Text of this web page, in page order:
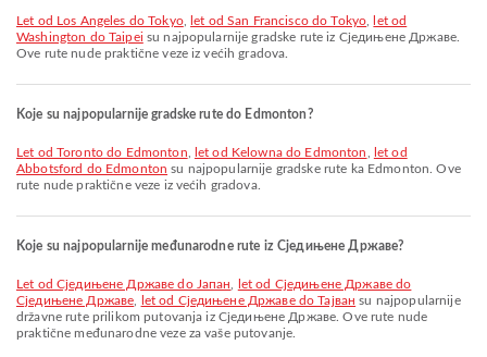
let od Los Angeles do Tokyo, let od San Francisco do Tokyo
let od
Washington do Taipei su najpopularnije gradske rute iz Сједињене Државе.
Ove rute nude praktične veze iz većih gradova.
Koje su najpopularnije gradske rute do Edmonton?
let od Toronto do Edmonton let od Kelowna do Edmonton
let od
Abbotsford do Edmonton su najpopularnije gradske rute ka Edmonton. Ove
rute nude praktične veze iz većih gradova.
Koje su najpopularnije međunarodne rute iz Сједињене Државе?
let od Сједињене Државе do Јапан
let od Сједињене Државе do
Сједињене Државе
let od Сједињене Државе do Тајван su najpopularnije
državne rute prilikom putovanja iz Сједињене Државе. Ove rute nude
praktične međunarodne veze za vaše putovanje.